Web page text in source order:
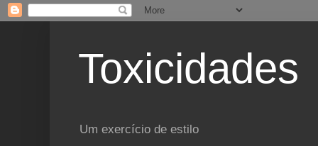
Toxicidades
Um exercício de estilo